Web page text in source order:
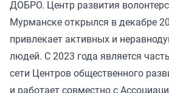
ДОБРО. Центр развития
Мурманске открылся в декабре
привлекает активных и
людей. С 2023 года является
сети Центров общественного
и работает совместно с